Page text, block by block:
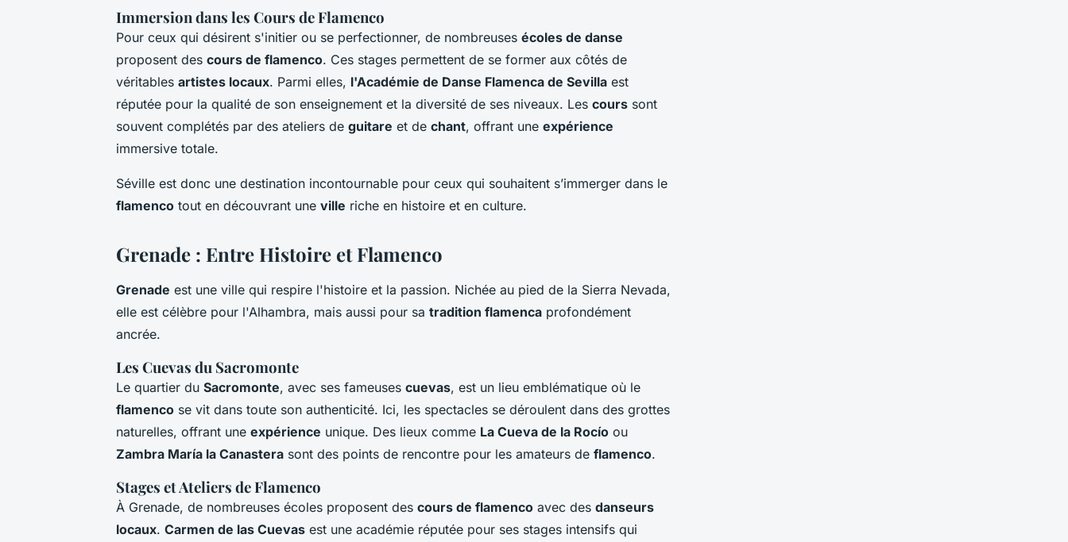
Immersion dans les Cours de Flamenco
Pour ceux qui désirent s'initier ou se perfectionner, de nombreuses écoles de danse
proposent des cours de flamenco. Ces stages permettent de se former aux côtés de
véritables artistes locaux. Parmi elles, l'Académie de Danse Flamenca de Sevilla est
réputée pour la qualité de son enseignement et la diversité de ses niveaux. Les cours sont
souvent complétés par des ateliers de guitare et de chant, offrant une expérience
immersive totale.
Séville est donc une destination incontournable pour ceux qui souhaitent s’immerger dans le
flamenco tout en découvrant une ville riche en histoire et en culture.
Grenade : Entre Histoire et Flamenco
Grenade est une ville qui respire l'histoire et la passion. Nichée au pied de la Sierra Nevada,
elle est célèbre pour l'Alhambra, mais aussi pour sa tradition flamenca profondément
ancrée.
Les Cuevas du Sacromonte
Le quartier du Sacromonte, avec ses fameuses cuevas, est un lieu emblématique où le
flamenco se vit dans toute son authenticité. Ici, les spectacles se déroulent dans des grottes
naturelles, offrant une expérience unique. Des lieux comme La Cueva de la Rocío ou
Zambra María la Canastera sont des points de rencontre pour les amateurs de flamenco.
Stages et Ateliers de Flamenco
À Grenade, de nombreuses écoles proposent des cours de flamenco avec des danseurs
locaux. Carmen de las Cuevas est une académie réputée pour ses stages intensifs qui